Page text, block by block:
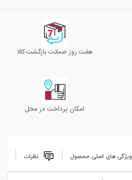
هفت روز ضمانت بازگشت کالا
امکان پرداخت در محل
ویژگی های اصلی محصول نظرات